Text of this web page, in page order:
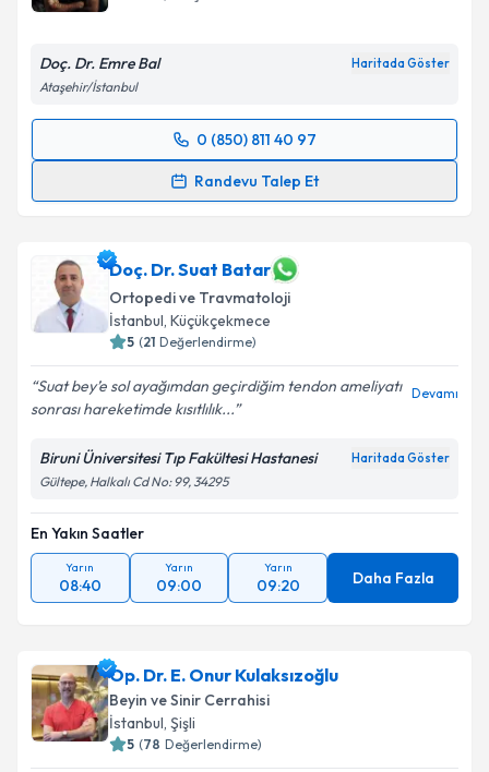
Doç. Dr. Emre Bal Haritada Göster
Ataşehir/İstanbul
0 (850) 811 40 97
Randevu Talep Et
Randevu Takvimi Talebi
takvim hazırlandığında e-posta ile bilgilendireceğiz.
E-posta Adresiniz
Kişisel verilerimin işlenmesine ilişkin
kapsamda işlenmesini kabul ediyorum.
Doç. Dr. Suat Batar
Ortopedi ve Travmatoloji
İstanbul, Küçükçekmece
5 (21 Değerlendirme)
Suat bey’e sol ayağımdan geçirdiğim tendon ameliyatı
sonrası hareketimde kısıtlılık...
Devamı
Biruni Üniversitesi Tıp Fakültesi Hastanesi Haritada Göster
Gültepe, Halkalı Cd No: 99, 34295
En Yakın Saatler
Yarın
08:40
Yarın
09:00
Yarın
09:20 Daha Fazla
Op. Dr. E. Onur Kulaksızoğlu
Beyin ve Sinir Cerrahisi
İstanbul, Şişli
5 (78 Değerlendirme)